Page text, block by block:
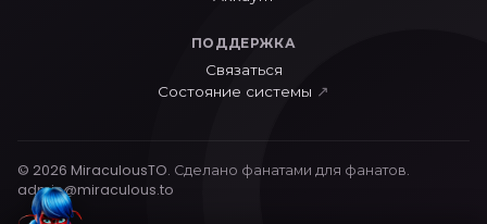
ПОДДЕРЖКА
Связаться
Состояние системы ↗
© 2026 MiraculousTO. Сделано фанатами для фанатов.
admin@miraculous.to